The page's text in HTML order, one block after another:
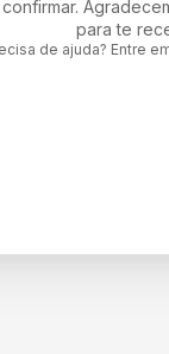
para te
de ajuda? Entre